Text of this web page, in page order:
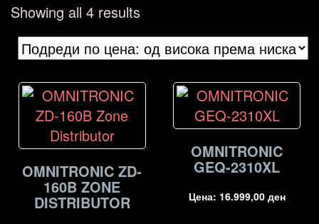
Showing all 4 resultsSorted
by
price:
to
OMNITRONIC ZD-
160B ZONE
DISTRIBUTOR
OMNITRONIC
GEQ-2310XL
Цена: 16.999,00 ден